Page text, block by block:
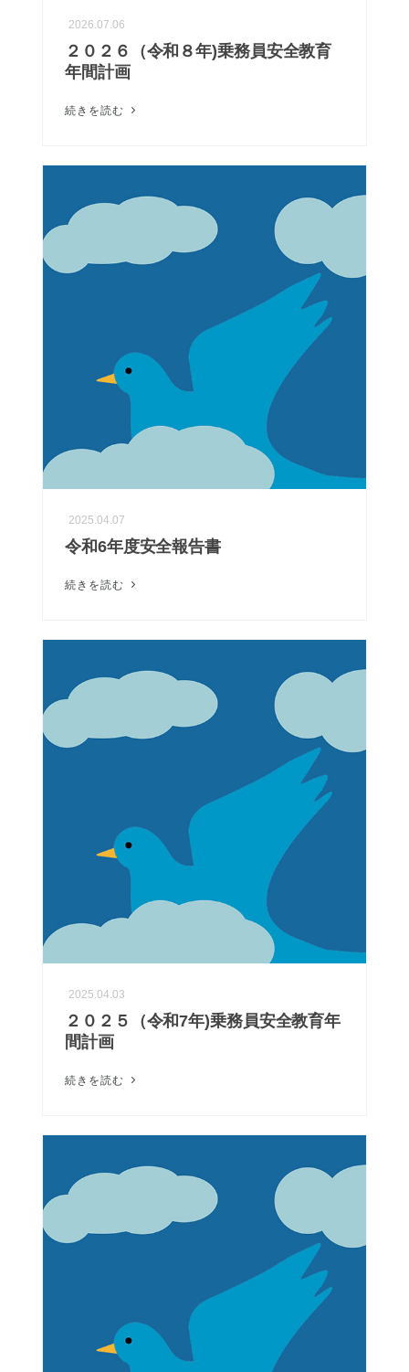
2026.07.06
２０２６（令和８年)乗務員安全教育
年間計画
続きを読む
2025.04.07
令和6年度安全報告書
続きを読む
2025.04.03
２０２５（令和7年)乗務員安全教育年
間計画
続きを読む